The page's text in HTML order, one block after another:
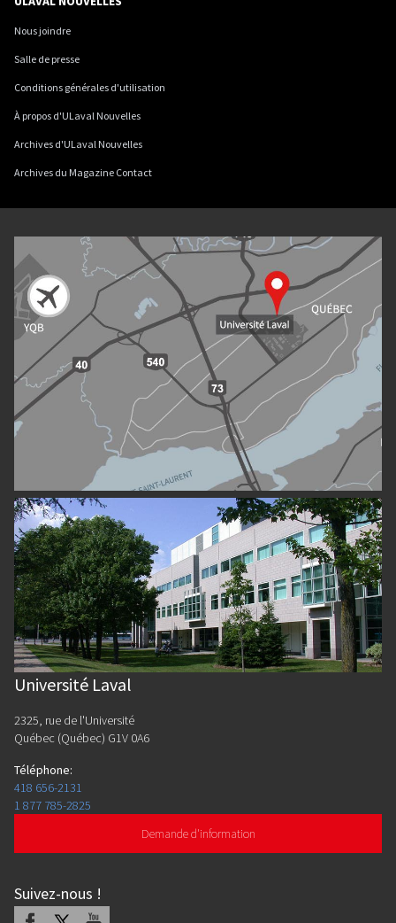
Nous joindre
Salle de presse
Conditions générales d'utilisation
À propos d'ULaval Nouvelles
Archives d'ULaval Nouvelles
Archives du Magazine Contact
Université Laval
2325, rue de l'Université
Québec (Québec) G1V 0A6
Téléphone:
418 656-2131
1 877 785-2825
Demande d'information
Suivez-nous !
Facebook Youtube